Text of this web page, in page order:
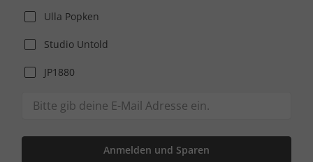
Ulla Popken
Studio Untold
JP1880
Anmelden und Sparen